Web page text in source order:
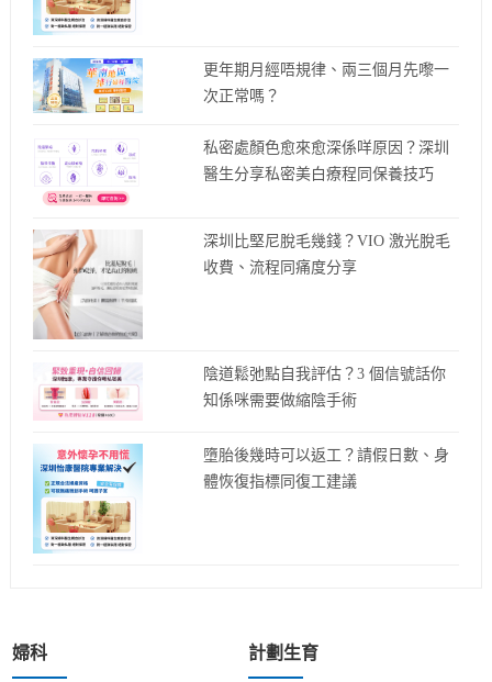
更年期月經唔規律、兩三個月先嚟一
次正常嗎？
私密處顏色愈來愈深係咩原因？深圳
醫生分享私密美白療程同保養技巧
深圳比堅尼脫毛幾錢？VIO 激光脫毛
收費、流程同痛度分享
陰道鬆弛點自我評估？3 個信號話你
知係咪需要做縮陰手術
墮胎後幾時可以返工？請假日數、身
體恢復指標同復工建議
婦科 計劃生育